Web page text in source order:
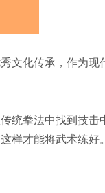
文化传承，作为现
拳法中找到技击
样才能将武术练好。